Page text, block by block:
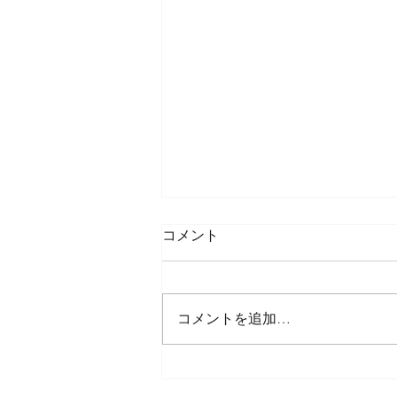
コメント
コメントを追加…